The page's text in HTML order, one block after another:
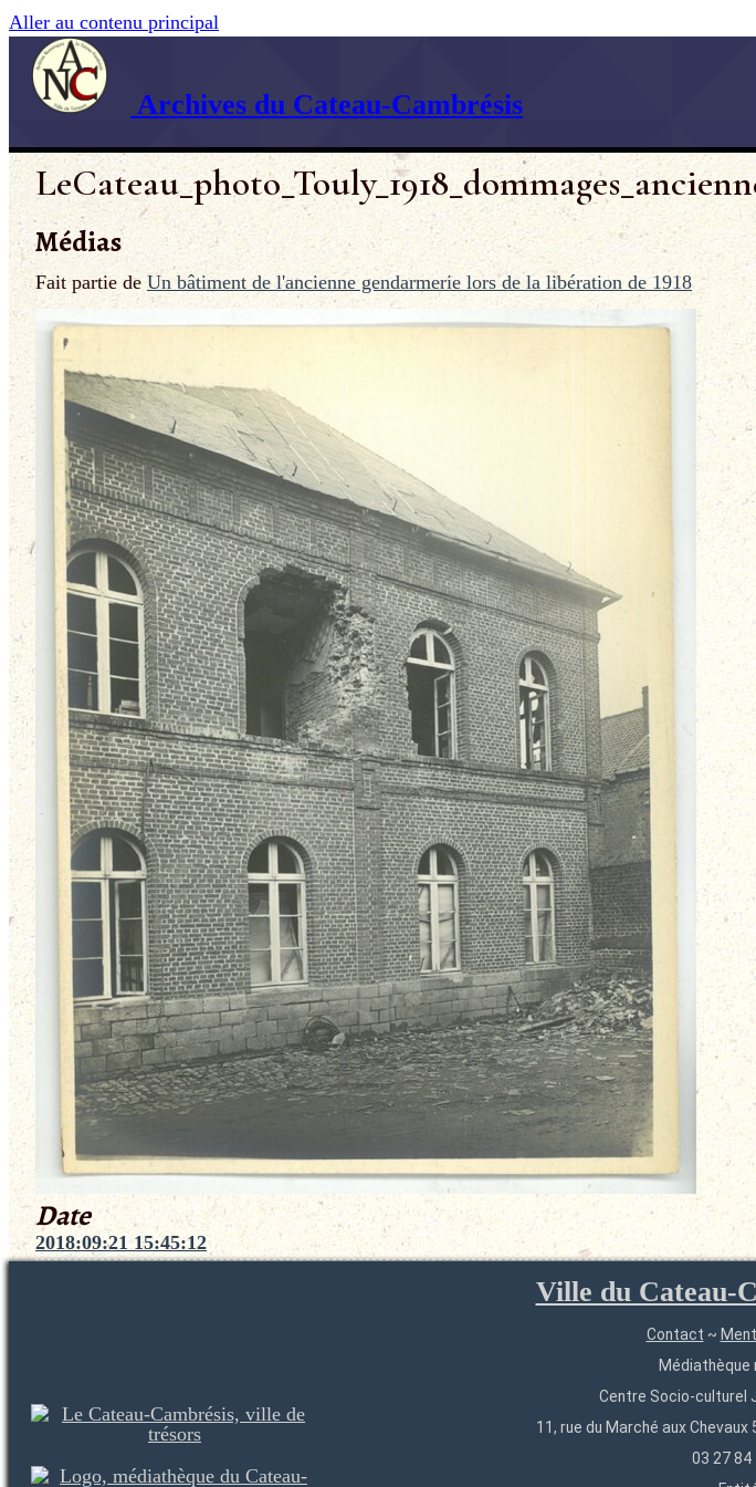
Aller au contenu principal
Archives du Cateau-Cambrésis
Médias
Fait partie de Un bâtiment de l'ancienne gendarmerie lors de la libération de 1918
Date
2018:09:21 15:45:12
Ville du Cateau-
Contact ~
Médiathèque
Centre Socio-culturel
11, rue du Marché aux
03 27 84